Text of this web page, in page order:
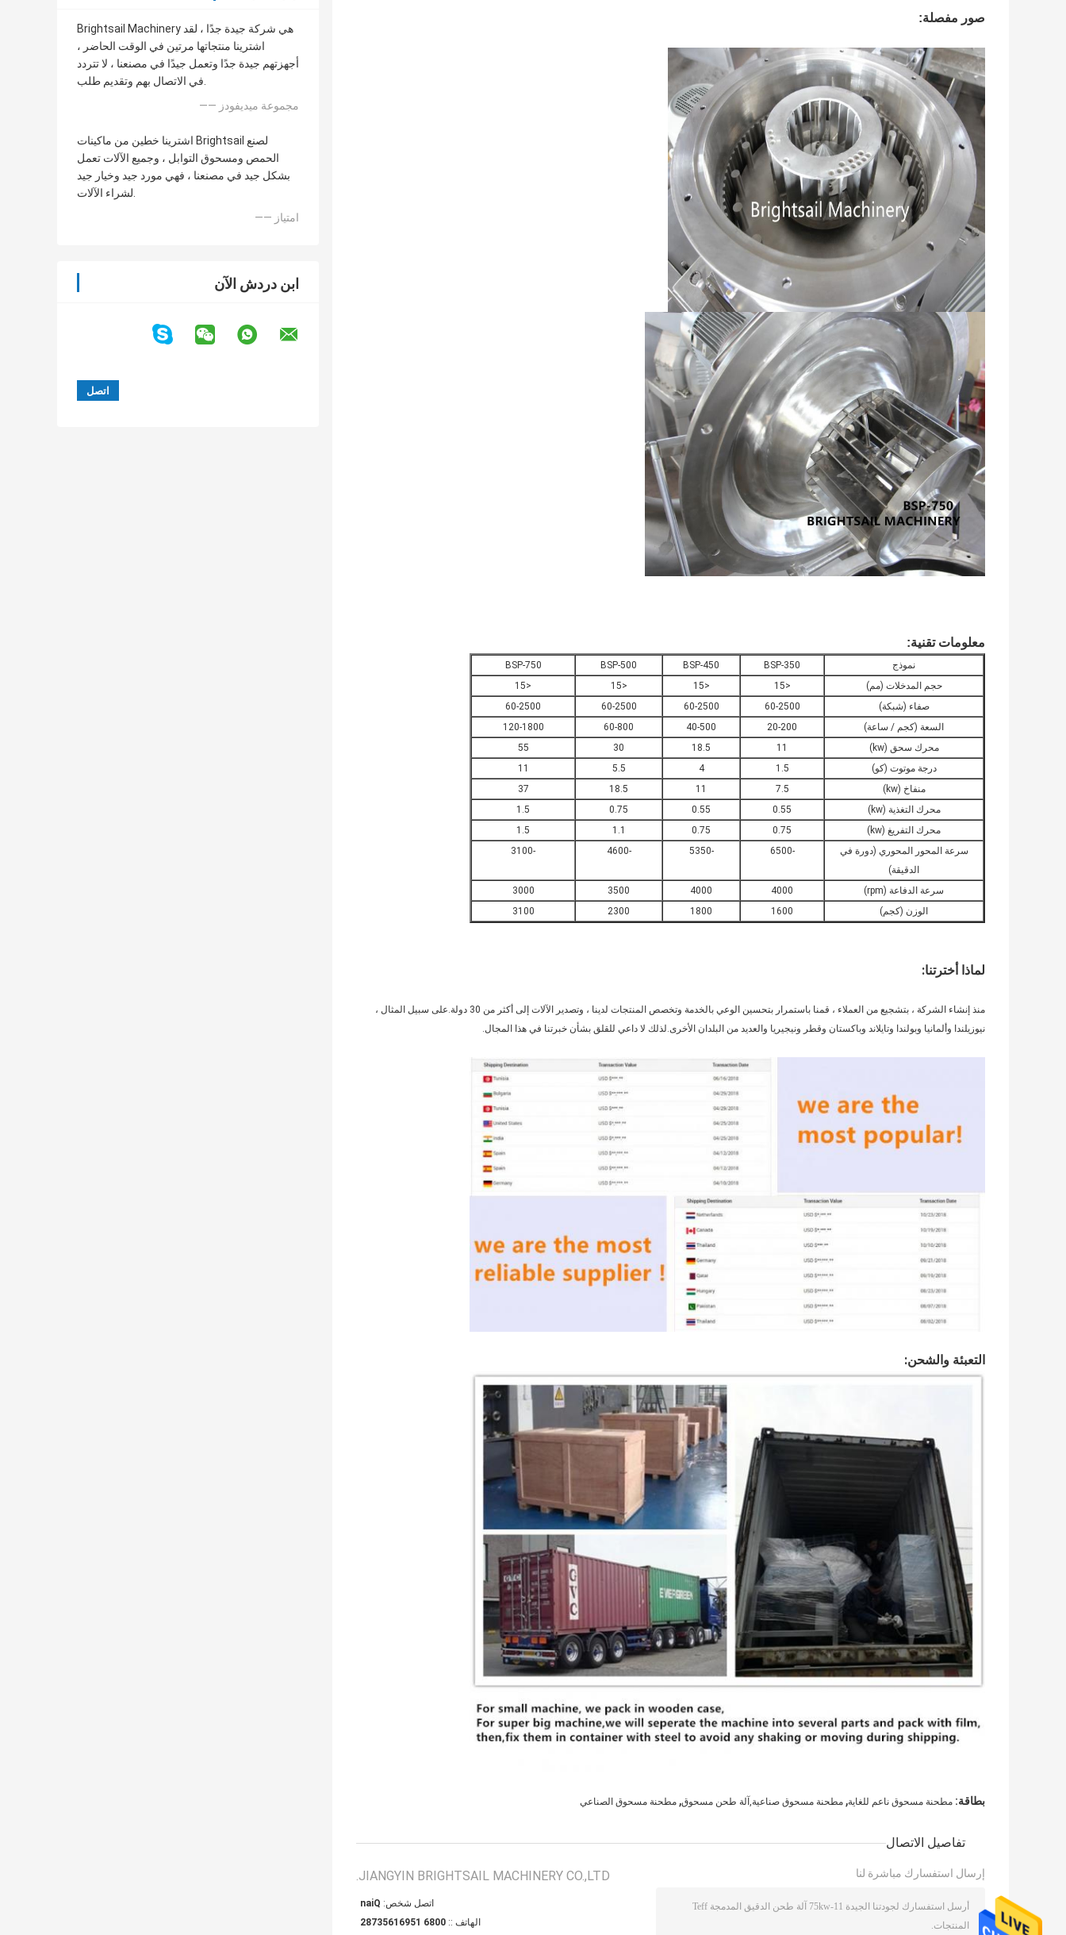
Brightsail Machinery هي شركة جيدة جدًا ، لقد
اشترينا منتجاتها مرتين في الوقت الحاضر ،
أجهزتهم جيدة جدًا وتعمل جيدًا في مصنعنا ، لا تتردد
في الاتصال بهم وتقديم طلب.
—— مجموعة ميديفودز
اشترينا خطين من ماكينات Brightsail لصنع
الحمص ومسحوق التوابل ، وجميع الآلات تعمل
بشكل جيد في مصنعنا ، فهي مورد جيد وخيار جيد
لشراء الآلات.
—— امتياز
ابن دردش الآن
صور مفصلة:
معلومات تقنية:
نموذج BSP-350
BSP-450
BSP-500
BSP-750
حجم المدخلات (مم)
<15
<15
<15
<15
صفاء (شبكة)
60-2500
60-2500
60-2500
60-2500
السعة (كجم / ساعة)
20-200
40-500
60-800
120-1800
محرك سحق (kw)
11
18.5
30
55
درجة موتوت (كو)
1.5
4
5.5
11
منفاخ (kw)
7.5
11
18.5
37
محرك التغذية (kw)
0.55
0.55
0.75
1.5
محرك التفريغ (kw)
0.75
0.75
1.1
1.5
سرعة المحور المحوري (دورة في
الدقيقة)
-6500
-5350
-4600
-3100
سرعة الدفاعة (rpm) 4000
4000
3500
3000
الوزن (كجم)
1600
1800
2300
3100
لماذا أخترتنا:
منذ إنشاء الشركة ، بتشجيع من العملاء ، قمنا باستمرار بتحسين الوعي بالخدمة وتخصص المنتجات لدينا ، وتصدير الآلات إلى أكثر من 30 دولة.على سبيل المثال ،
نيوزيلندا وألمانيا وبولندا وتايلاند وباكستان وقطر ونيجيريا والعديد من البلدان الأخرى.لذلك لا داعي للقلق بشأن خبرتنا في هذا المجال.
التعبئة والشحن:
بطاقة: مطحنة مسحوق ناعم للغاية, مطحنة مسحوق صناعية,آلة طحن مسحوق, مطحنة مسحوق الصناعي
تفاصيل الاتصال
JIANGYIN BRIGHTSAIL MACHINERY CO.,LTD.
اتصل شخص: Qian
الهاتف :: 0086 15961653782
إرسال استفسارك مباشرة لنا